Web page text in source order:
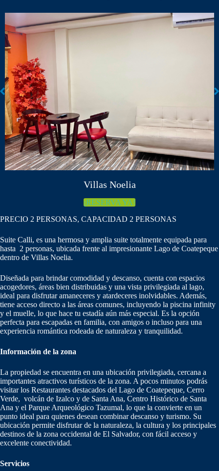
Villas Noelia
Villas Noelia
¡RESERVA YA!
PRECIO 2 PERSONAS, CAPACIDAD 2 PERSONAS
Suite Calli, es una hermosa y amplia suite totalmente equipada para
hasta 2 personas, ubicada frente al impresionante Lago de Coatepeque
dentro de Villas Noelia.
Diseñada para brindar comodidad y descanso, cuenta con espacios
acogedores, áreas bien distribuidas y una vista privilegiada al lago,
ideal para disfrutar amaneceres y atardeceres inolvidables. Además,
tiene acceso directo a las áreas comunes, incluyendo la piscina infinity
y el muelle, lo que hace tu estadía aún más especial. Es la opción
perfecta para escapadas en familia, con amigos o incluso para una
experiencia romántica rodeada de naturaleza y tranquilidad.
Información de la zona
La propiedad se encuentra en una ubicación privilegiada, cercana a
importantes atractivos turísticos de la zona. A pocos minutos podrás
visitar los Restaurantes destacados del Lago de Coatepeque, Cerro
Verde, volcán de Izalco y de Santa Ana, Centro Histórico de Santa
Ana y el Parque Arqueológico Tazumal, lo que la convierte en un
punto ideal para quienes desean combinar descanso y turismo. Su
ubicación permite disfrutar de la naturaleza, la cultura y los principales
destinos de la zona occidental de El Salvador, con fácil acceso y
excelente conectividad.
Servicios